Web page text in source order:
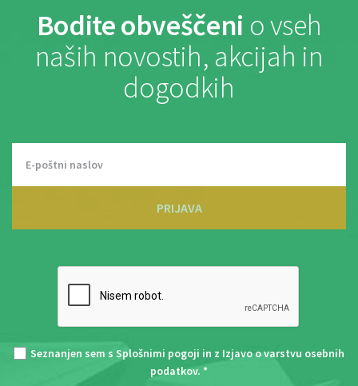
Bodite obveščeni o vseh
naših novostih, akcijah in
dogodkih
PRIJAVA
Seznanjen sem s Splošnimi pogoji in z Izjavo o varstvu osebnih
podatkov. *